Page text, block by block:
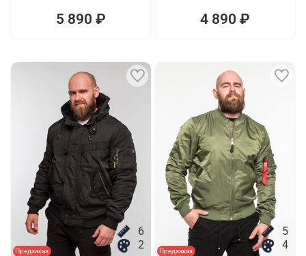
5 890 ₽ 4 890 ₽
Предзаказ
6
2
Предзаказ
5
4